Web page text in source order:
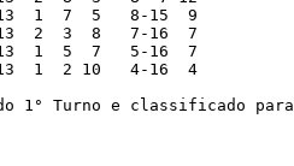
do 1° Turno e classificado